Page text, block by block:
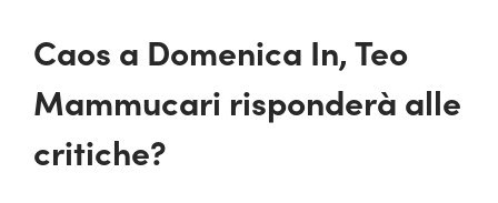
Caos a Domenica In, Teo
Mammucari risponderà alle
critiche?